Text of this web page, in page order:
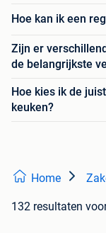
Hoe kan ik een
Zijn er
de belangrijkste
Hoe kies ik de
keuken?
Home
132 resultaten